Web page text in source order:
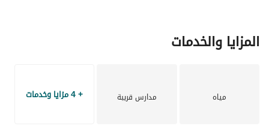
المزايا والخدمات
مياه مدارس قريبة + 4 مزايا وخدمات